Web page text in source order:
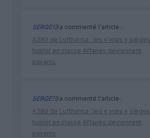
SERGE13a commenté l'article :
A380 de Lufthansa : les « vrais » sièges
hublot en classe Affaires deviennent
payants
SERGE13a commenté l'article :
A380 de Lufthansa : les « vrais » sièges
hublot en classe Affaires deviennent
payants